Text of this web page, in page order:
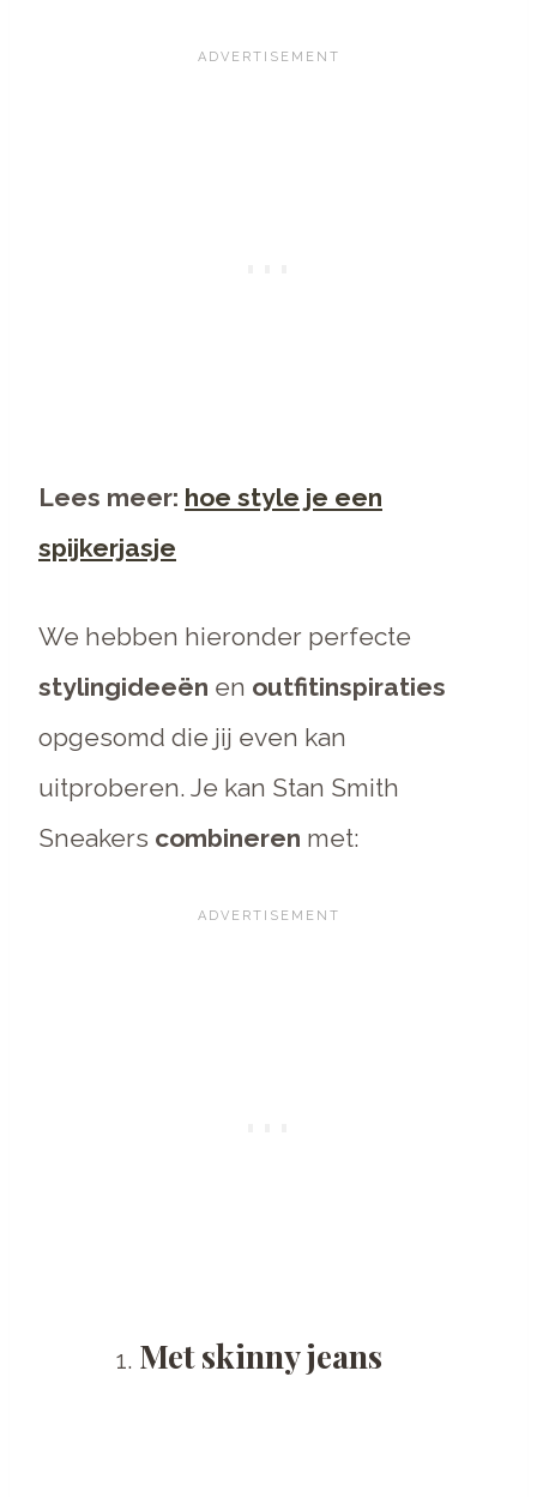
Lees meer: hoe style je een
spijkerjasje
We hebben hieronder perfecte
stylingideeën en outfitinspiraties
opgesomd die jij even kan
uitproberen. Je kan Stan Smith
Sneakers combineren met:
Met skinny jeans